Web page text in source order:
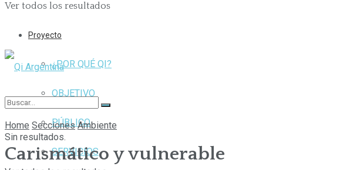
Ver todos los resultados
Proyecto
¿POR QUÉ QI?
OBJETIVO
PÚBLICO
SERVICIOS
Sin resultados.
Home Secciones Ambiente
Carismático y vulnerable